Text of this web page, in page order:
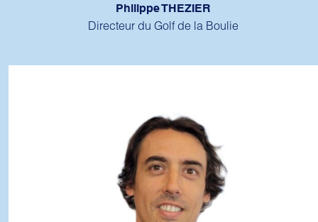
Philippe THEZIER
Directeur du Golf de la Boulie